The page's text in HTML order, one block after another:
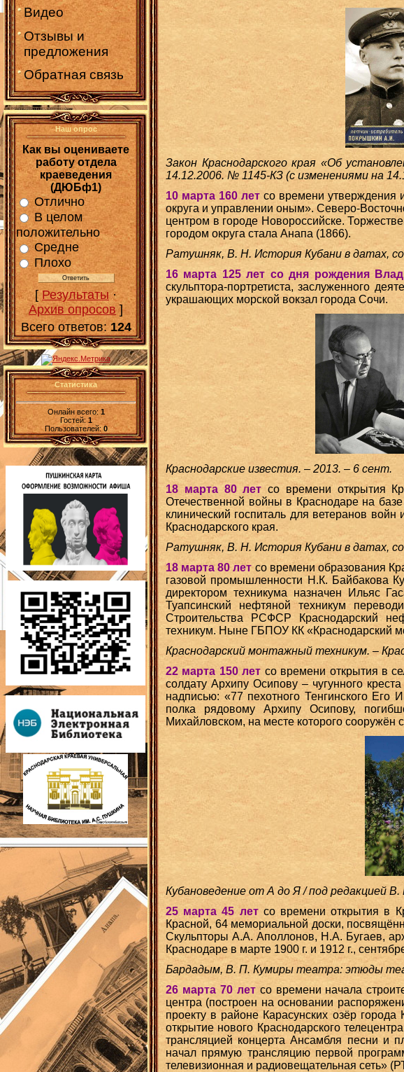
Видео
Отзывы и
предложения
Обратная связь
Наш опрос
Как вы оцениваете
работу отдела
краеведения
(ДЮБф1)
Отлично
В целом
положительно
Средне
Плохо
[Результаты·
Архив опросов]
Всего ответов: 124
Статистика
Онлайн всего:1
Гостей:1
Пользователей: 0
Закон Краснодарского края «Об
14.12.2006. № 1145-КЗ (с изменениями на
10 марта 160 лет со времени утверждения
округа и управлении оным». Северо-
центром в городе Новороссийске.
городом округа стала Анапа (1866).
Ратушняк, В. Н. История Кубани в датах,
16 марта 125 лет со дня рождения
скульптора-портретиста, заслуженного
украшающих морской вокзал города Сочи.
Краснодарские известия. – 2013. – 6 сент.
18 марта 80 лет со времени открытия
Отечественной войны в Краснодаре на
клинический госпиталь для ветеранов
Краснодарского края.
Ратушняк, В. Н. История Кубани в датах,
18 марта 80 лет со времени образования
газовой промышленности Н.К. Байбакова
директором техникума назначен Ильяс
Туапсинский нефтяной техникум
Строительства РСФСР Краснодарский
техникум. Ныне ГБПОУ КК «Краснодарский
Краснодарский монтажный техникум. –
22 марта 150 лет со времени открытия в
солдату Архипу Осипову – чугунного
надписью: «77 пехотного Тенгинского Его
полка рядовому Архипу Осипову,
Михайловском, на месте которого сооружён
Кубановедение от А до Я / под редакцией
25 марта 45 летсо времени открытия в
Красной, 64 мемориальной доски,
Скульпторы А.А. Аполлонов, Н.А. Бугаев,
Краснодаре в марте 1900 г. и 1912 г.,
Бардадым, В. П. Кумиры театра: этюды
26 марта 70 летсо времени начала
центра (построен на основании
проекту в районе Карасунских озёр
открытие нового Краснодарского
трансляцией концерта Ансамбля песни и
начал прямую трансляцию первой
телевизионная и радиовещательная сеть»